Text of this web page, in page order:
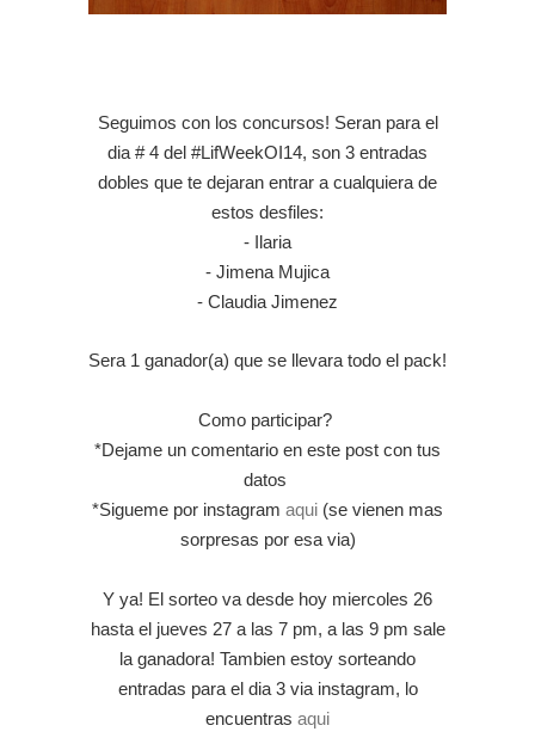
Seguimos con los concursos! Seran para el
dia # 4 del #LifWeekOI14, son 3 entradas
dobles que te dejaran entrar a cualquiera de
estos desfiles:
- Ilaria
- Jimena Mujica
- Claudia Jimenez
Sera 1 ganador(a) que se llevara todo el pack!
Como participar?
*Dejame un comentario en este post con tus
datos
*Sigueme por instagram aqui (se vienen mas
sorpresas por esa via)
Y ya! El sorteo va desde hoy miercoles 26
hasta el jueves 27 a las 7 pm, a las 9 pm sale
la ganadora! Tambien estoy sorteando
entradas para el dia 3 via instagram, lo
encuentras aqui